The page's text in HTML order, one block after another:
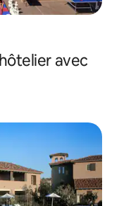
avec